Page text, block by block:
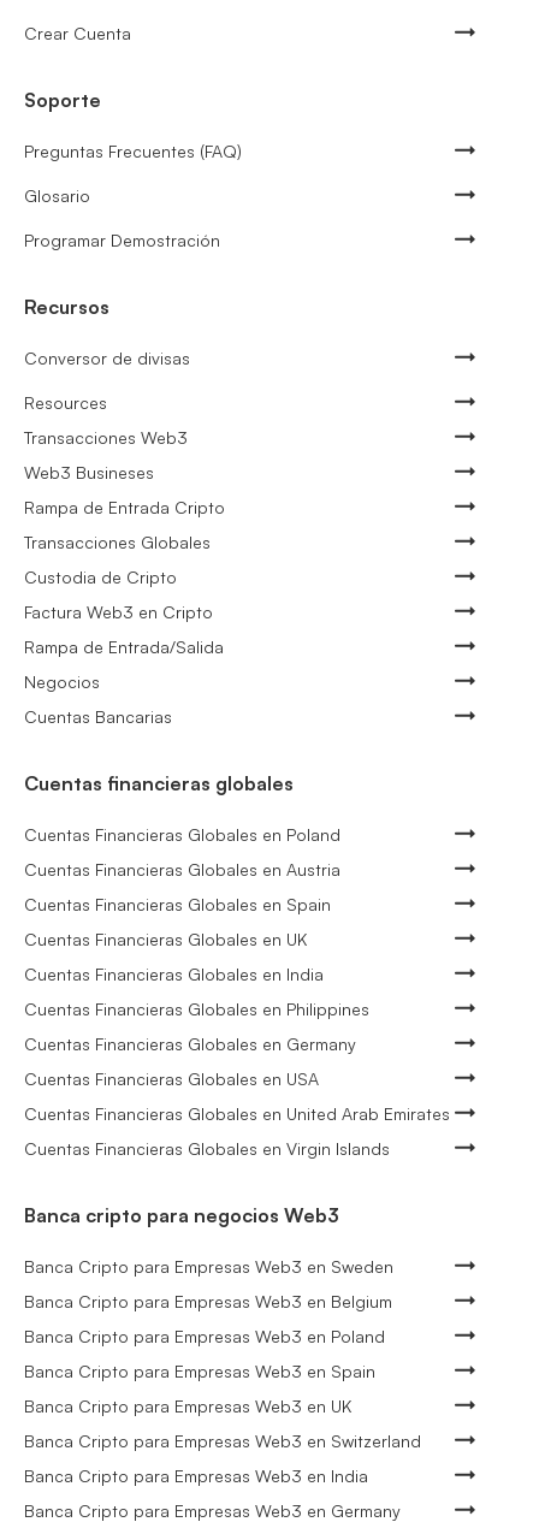
Crear Cuenta
Soporte
Preguntas Frecuentes (FAQ)
Glosario
Programar Demostración
Recursos
Conversor de divisas
Resources
Transacciones Web3
Web3 Busineses
Rampa de Entrada Cripto
Transacciones Globales
Custodia de Cripto
Factura Web3 en Cripto
Rampa de Entrada/Salida
Negocios
Cuentas Bancarias
Cuentas financieras globales
Cuentas Financieras Globales en Poland
Cuentas Financieras Globales en Austria
Cuentas Financieras Globales en Spain
Cuentas Financieras Globales en UK
Cuentas Financieras Globales en India
Cuentas Financieras Globales en Philippines
Cuentas Financieras Globales en Germany
Cuentas Financieras Globales en USA
Cuentas Financieras Globales en United Arab Emirates
Cuentas Financieras Globales en Virgin Islands
Banca cripto para negocios Web3
Banca Cripto para Empresas Web3 en Sweden
Banca Cripto para Empresas Web3 en Belgium
Banca Cripto para Empresas Web3 en Poland
Banca Cripto para Empresas Web3 en Spain
Banca Cripto para Empresas Web3 en UK
Banca Cripto para Empresas Web3 en Switzerland
Banca Cripto para Empresas Web3 en India
Banca Cripto para Empresas Web3 en Germany